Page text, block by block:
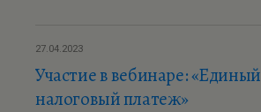
27.04.2023
Участие в вебинаре: «Единый
налоговый платеж»